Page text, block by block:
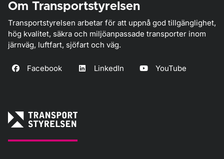
Om Transportstyrelsen
Transportstyrelsen arbetar för att uppnå god tillgänglighet,
hög kvalitet, säkra och miljöanpassade transporter inom
järnväg, luftfart, sjöfart och väg.
Facebook LinkedIn YouTube